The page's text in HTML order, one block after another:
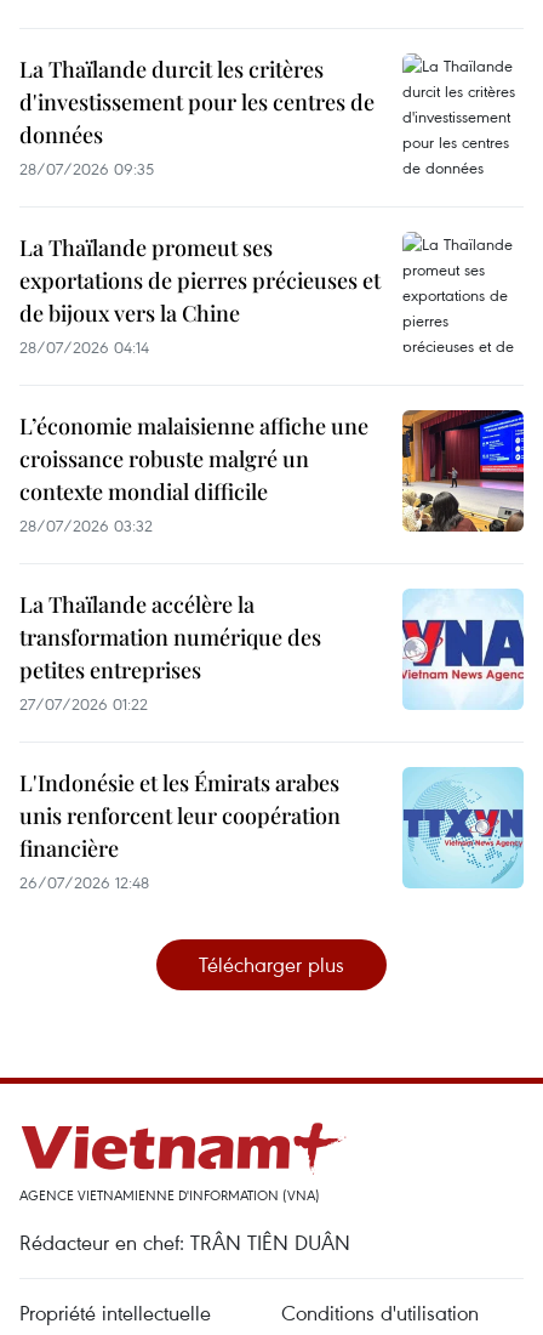
La Thaïlande durcit les critères
d'investissement pour les centres de
données
28/07/2026 09:35
La Thaïlande promeut ses
exportations de pierres précieuses et
de bijoux vers la Chine
28/07/2026 04:14
L’économie malaisienne affiche une
croissance robuste malgré un
contexte mondial difficile
28/07/2026 03:32
La Thaïlande accélère la
transformation numérique des
petites entreprises
27/07/2026 01:22
L'Indonésie et les Émirats arabes
unis renforcent leur coopération
financière
26/07/2026 12:48
Télécharger plus
AGENCE VIETNAMIENNE D'INFORMATION (VNA)
Rédacteur en chef: TRÂN TIÊN DUÂN
Propriété intellectuelle Conditions d'utilisation